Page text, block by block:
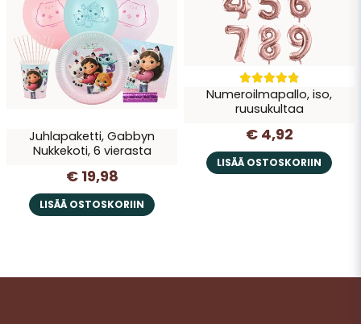
Juhlapaketti, Gabbyn
Nukkekoti, 6 vierasta
€ 19,98
LISÄÄ OSTOSKORIIN
Numeroilmapallo, iso,
ruusukultaa
€ 4,92
LISÄÄ OSTOSKORIIN